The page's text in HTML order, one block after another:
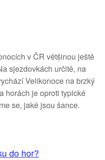
v ČR většinou ještě
sjezdovkách určitě, na
Velikonoce na brzký
horách je oproti typické
se, jaké jsou šance.
do hor?